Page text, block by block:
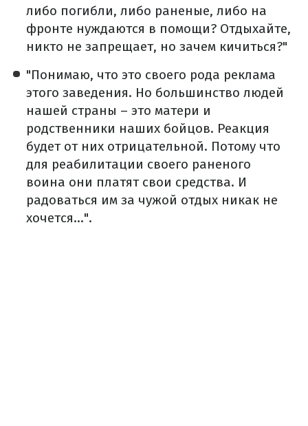
либо погибли, либо раненые, либо на
фронте нуждаются в помощи? Отдыхайте,
никто не запрещает, но зачем кичиться?"
"Понимаю, что это своего рода реклама
этого заведения. Но большинство людей
нашей страны – это матери и
родственники наших бойцов. Реакция
будет от них отрицательной. Потому что
для реабилитации своего раненого
воина они платят свои средства. И
радоваться им за чужой отдых никак не
хочется…".